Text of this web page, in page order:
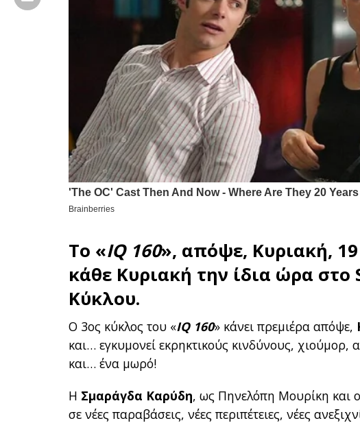
Το «IQ 160», απόψε, Κυριακή,
κάθε Κυριακή την ίδια ώρα στο
Κύκλου.
Ο 3ος κύκλος του «IQ 160» κάνει πρεμιέρα απόψε,
και… εγκυμονεί εκρηκτικούς κινδύνους,
και… ένα μωρό!
Η Σμαράγδα Καρύδη, ως Πηνελόπη Μουρίκη και ο
σε νέες παραβάσεις, νέες περιπέτειες, νέες